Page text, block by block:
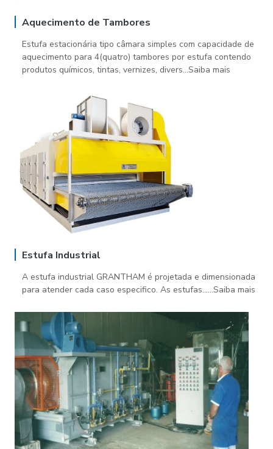
Aquecimento de Tambores
Estufa estacionária tipo câmara simples com capacidade de
aquecimento para 4(quatro) tambores por estufa contendo
produtos químicos, tintas, vernizes, divers...Saiba mais
Estufa Industrial
A estufa industrial GRANTHAM é projetada e dimensionada
para atender cada caso especifico. As estufas......Saiba mais